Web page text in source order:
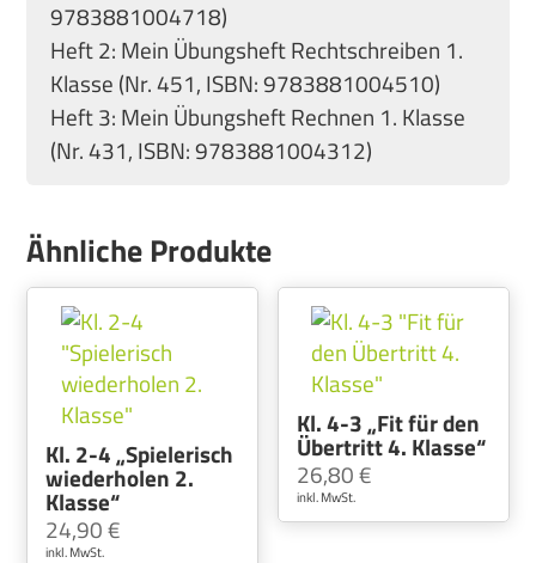
9783881004718)
Heft 2: Mein Übungsheft Rechtschreiben 1.
Klasse (Nr. 451, ISBN: 9783881004510)
Heft 3: Mein Übungsheft Rechnen 1. Klasse
(Nr. 431, ISBN: 9783881004312)
Ähnliche Produkte
Kl. 2-4 „Spielerisch
wiederholen 2.
Klasse“
24,90€
inkl. MwSt.
Kl. 4-3 „Fit für den
Übertritt 4. Klasse“
26,80€
inkl. MwSt.